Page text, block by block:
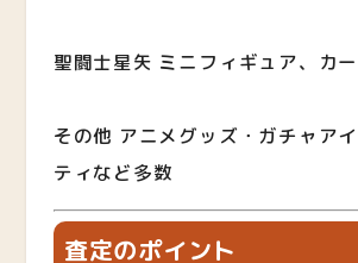
聖闘士星矢 ミニフィギュア、カ
その他 アニメグッズ・ガチャア
ティなど多数
査定のポイント